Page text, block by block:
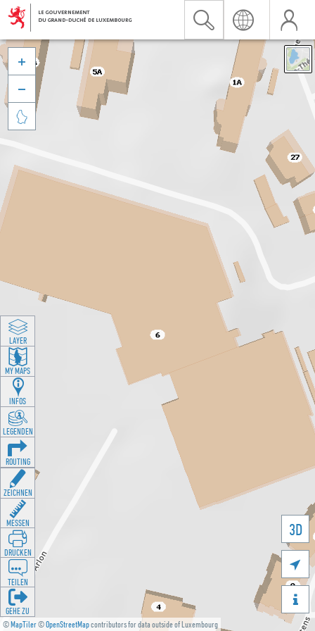
©MapTiler©OpenStreetMapcontributors for data outside of Luxembourg
3D





LAYER
MY MAPS
INFOS
LEGENDEN
ROUTING
ZEICHNEN
MESSEN
DRUCKEN
TEILEN
GEHE ZU